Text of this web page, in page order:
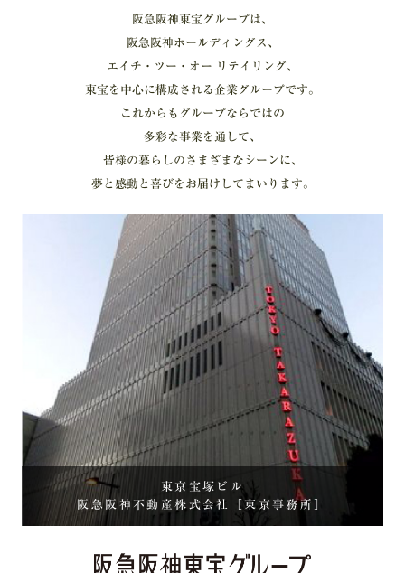
阪急阪神東宝グループは、
阪急阪神ホールディングス、
エイチ・ツー・オー リテイリング、
東宝を中心に構成される企業グループです。
これからもグループならではの
多彩な事業を通して、
皆様の暮らしのさまざまなシーンに、
夢と感動と喜びをお届けしてまいります。
東京宝塚ビル
阪急阪神不動産株式会社
［東京事務所］